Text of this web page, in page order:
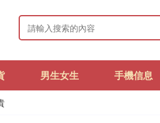
男生女生 手機信息